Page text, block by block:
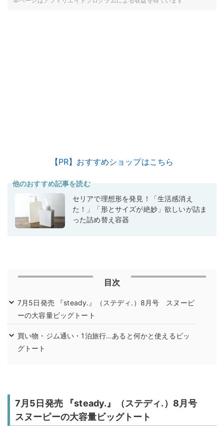
【PR】おすすめショップはこちら
他のおすすめ記事を読む
セリアで理想形を発見！「生活感消え
た！」「形とサイズが絶妙」欲しいが詰ま
った詰め替え容器
目次
7月5日発売 『steady.』（ステディ.）8月号 スヌーピ
ーの大容量ビッグトート
買い物・ジム通い・1泊旅行…あると何かと使えるビッ
グトート
7月5日発売 『steady.』（ステディ.）8月号
スヌーピーの大容量ビッグトート